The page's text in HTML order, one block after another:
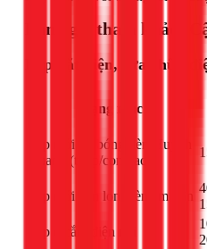
Bảng giá tham khảo
Lắp đặt điện, sửa chữa
Hạng mục
Lắp mới bộ bóng đèn Huỳnh
Quang (tuýp/compact)
Lắp mới đèn lon, đèn âm trần
Lắp ổ cắm điện nổi